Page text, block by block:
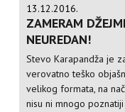
13.12.2016.
ZAMERAM
NEUREDAN!
Stevo Karapandža je
verovatno teško
velikog formata, na
nisu ni mnogo